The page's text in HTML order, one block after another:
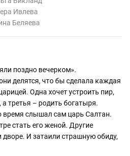
Ивлева
Беляева
поздно вечерком».
делятся, что бы сделала каждая
Одна хочет устроить пир,
третья – родить богатыря.
время слышал сам царь Салтан.
стать его женой. Другие
дворе. И затаили страшную обиду,